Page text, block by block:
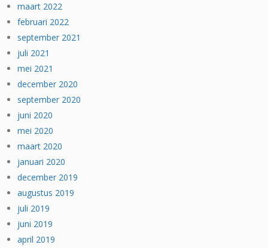
maart 2022
februari 2022
september 2021
juli 2021
mei 2021
december 2020
september 2020
juni 2020
mei 2020
maart 2020
januari 2020
december 2019
augustus 2019
juli 2019
juni 2019
april 2019